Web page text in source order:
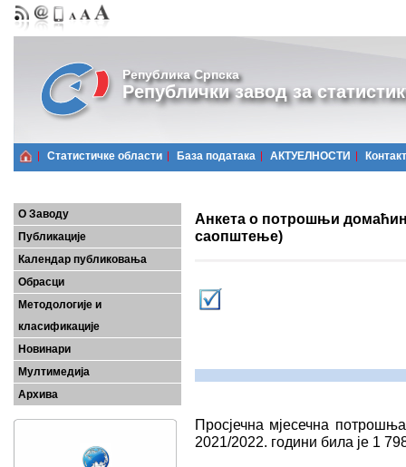
Република Српска
Републички завод за
Статистичке области Базa података АКТУЕЛНОСТИ Контакт
О Заводу
Публикације
Календар публиковања
Обрасци
Методологије и
класификације
Новинари
Мултимедија
Архива
Анкета о потрошњи
саопштење)
Просјечна мјесечна
2021/2022. години била је 1